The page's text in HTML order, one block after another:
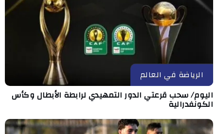
الرياضة في العالم
اليوم/ سحب قرعتي الدور التمهيدي لرابطة الأبطال وكأس
الكونفدرالية